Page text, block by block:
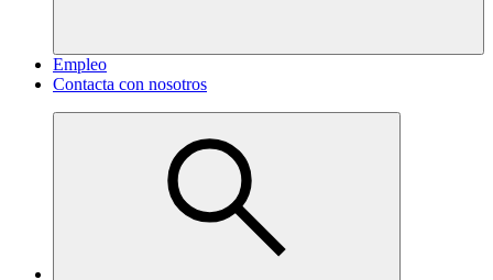
Empleo
Contacta con nosotros